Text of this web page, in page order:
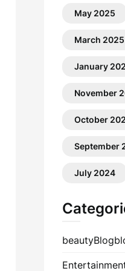
May 2025
March 2025
January
November
October
September
July 2024
beautyBlog